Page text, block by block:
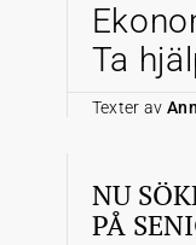
Ta
Texter av
NU
PÅ